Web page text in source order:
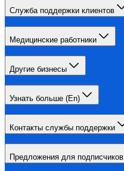
Служба поддержки клиентов
Медицинские работники
Другие бизнесы
Узнать больше (En)
Контакты службы поддержки
Предложения для подписчиков